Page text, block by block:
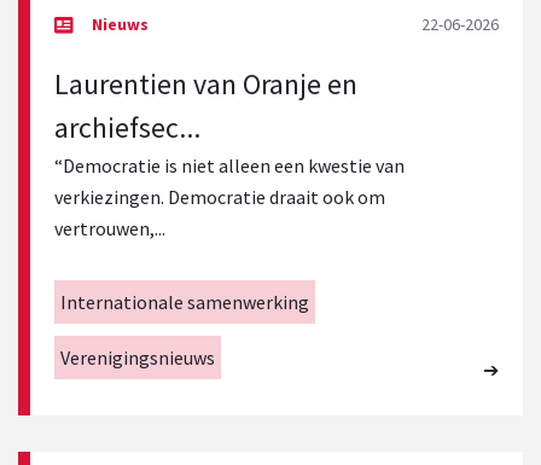
22-06-2026
Laurentien van Oranje en
archiefsec...
“Democratie is niet alleen een kwestie van
verkiezingen. Democratie draait ook om
vertrouwen,...
Internationale samenwerking
Verenigingsnieuws